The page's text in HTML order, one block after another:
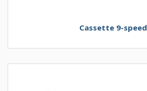
Cassette 9-speed